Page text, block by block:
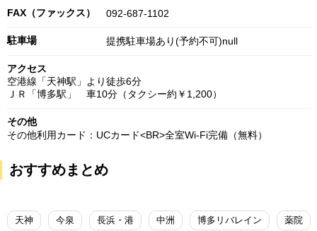
FAX（ファックス） 092-687-1102
駐車場 提携駐車場あり(予約不可)null
アクセス
空港線「天神駅」より徒歩6分
ＪＲ「博多駅」 車10分（タクシー約￥1,200）
その他
その他利用カード：UCカード<BR>全室Wi-Fi完備（無料）
おすすめまとめ
天神 今泉 長浜・港 中洲 博多リバレイン 薬院